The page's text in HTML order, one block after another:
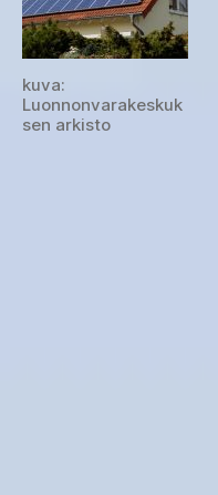
kuva:
Luonnonvarakeskuk
sen arkisto